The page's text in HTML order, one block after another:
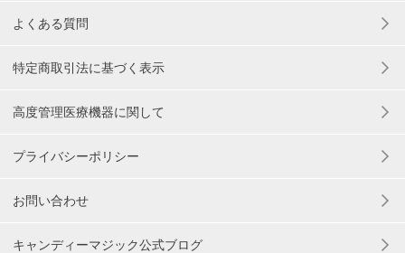
よくある質問
特定商取引法に基づく表示
高度管理医療機器に関して
プライバシーポリシー
お問い合わせ
キャンディーマジック公式ブログ